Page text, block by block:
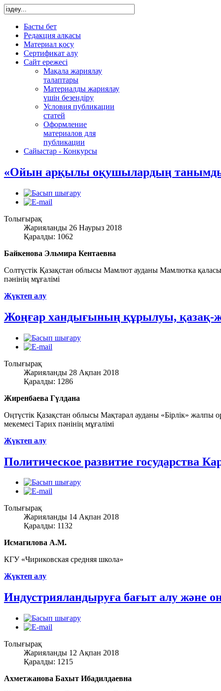
Басты бет
Редакция алқасы
Материал қосу
Сертификат алу
Сайт ережесі
Мақала жариялау
талаптары
Материалды жариялау
үшін безендіру
Условия публикации
статей
Оформление
материалов для
публикации
Сайыстар - Конкурсы
«Ойын арқылы оқушылардың
Толығырақ
Жарияланды 26 Наурыз 2018
Қаралды: 1062
Байкенова Эльмира Кентаевна
Солтүстік Қазақстан облысы Мамлют ауданы Мамлютка
пәнінің мұғалімі
Жүктеп алу
Жоңғар хандығының құрылуы, қазақ-
Толығырақ
Жарияланды 28 Ақпан 2018
Қаралды: 1286
Жиренбаева Гүлдана
Оңтүстік Қазақстан облысы Мақтарал ауданы «Бірлік» жалпы
мекемесі Тарих пәнінің мұғалімі
Жүктеп алу
Политическое развитие государства
Толығырақ
Жарияланды 14 Ақпан 2018
Қаралды: 1132
Исмагилова А.М.
КГУ «Чириковская средняя школа»
Жүктеп алу
Индустрияландыруға бағыт алу және
Толығырақ
Жарияланды 12 Ақпан 2018
Қаралды: 1215
Ахметжанова Бахыт Ибадилдаевна